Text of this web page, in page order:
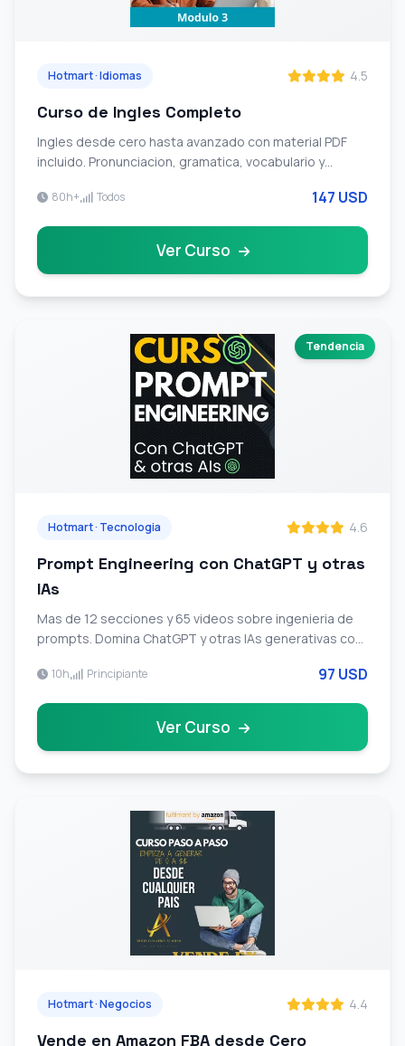
Hotmart · Idiomas 4.5
Curso de Ingles Completo
Ingles desde cero hasta avanzado con material PDF
incluido. Pronunciacion, gramatica, vocabulario y
hispanohablantes.
80h+ Todos 147 USD
Ver Curso
Tendencia
Hotmart · Tecnologia 4.6
Prompt Engineering con ChatGPT y otras
IAs
Mas de 12 secciones y 65 videos sobre ingenieria de
prompts. Domina ChatGPT y otras IAs generativas con
automatizacion de tareas.
10h Principiante 97 USD
Ver Curso
Hotmart · Negocios 4.4
Vende en Amazon FBA desde Cero